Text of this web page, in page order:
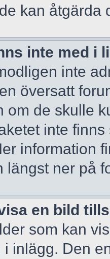
kan åtgärda
inte med i
inte
översatt
om de skulle
inte
information
längst ner på
en bild
som kan
inlägg. Den